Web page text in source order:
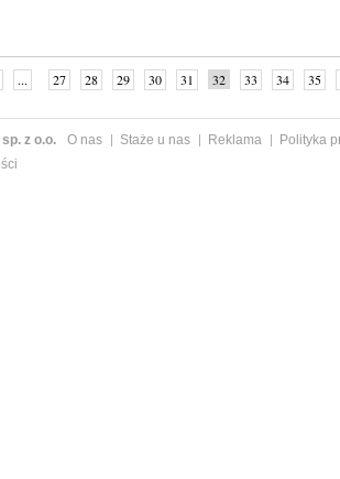
... 27 28 29 30 31 32 33 34 35
z o.o. O nas Staże u nas Reklama
Polityka